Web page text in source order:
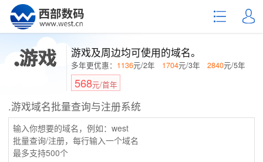
游戏及周边均可使用的域名。
多年更优惠： 1136元/2年 1704元/3年2840元/5年
568元/首年
.游戏域名批量查询与注册系统